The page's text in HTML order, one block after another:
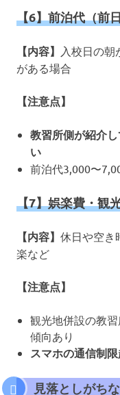
【6】前泊代（前
【内容】
入校日の
がある場合
【注意点】
教習所側が紹介
い
前泊代3,000〜
【7】娯楽費・観
【内容】 休日や空き
楽など
【注意点】
観光地併設の教
傾向あり
スマホの通信制
見落としがち